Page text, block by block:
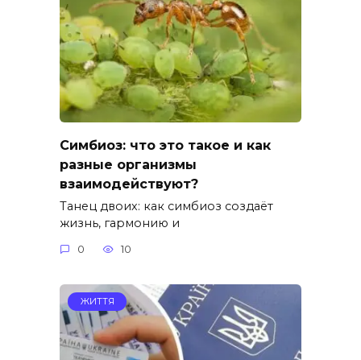
Симбиоз: что это такое и как
разные организмы
взаимодействуют?
Танец двоих: как симбиоз создаёт
жизнь, гармонию и
0 10
ЖИТТЯ